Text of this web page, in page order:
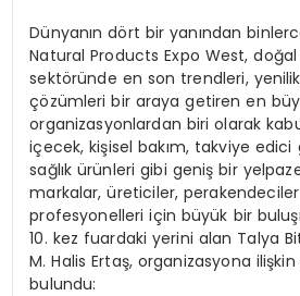
Dünyanın dört bir yanından
Natural Products Expo West,
sektöründe en son trendleri,
çözümleri bir araya getiren en
organizasyonlardan biri olarak
içecek, kişisel bakım, takviye edici
sağlık ürünleri gibi geniş bir
markalar, üreticiler,
profesyonelleri için büyük bir
10. kez fuardaki yerini alan Talya
M. Halis Ertaş, organizasyona
bulundu: